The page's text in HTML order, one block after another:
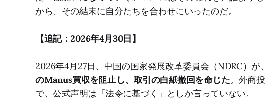
から、その結末に自分たちを合わせにいったのだ。
【追記：2026年4月30日】
2026年4月27日、中国の国家発展改革委員会（NDRC）が、
のManus買収を阻止し、取引の白紙撤回を命じた。外商
で、公式声明は「法令に基づく」としか言っていない。